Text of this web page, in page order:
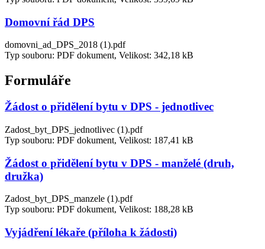
Domovní řád DPS
domovni_ad_DPS_2018 (1).pdf
Typ souboru: PDF dokument, Velikost: 342,18 kB
Formuláře
Žádost o přidělení bytu v DPS - jednotlivec
Zadost_byt_DPS_jednotlivec (1).pdf
Typ souboru: PDF dokument, Velikost: 187,41 kB
Žádost o přidělení bytu v DPS - manželé (druh,
družka)
Zadost_byt_DPS_manzele (1).pdf
Typ souboru: PDF dokument, Velikost: 188,28 kB
Vyjádření lékaře (příloha k žádosti)